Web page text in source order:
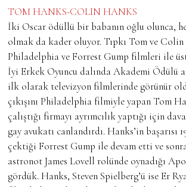
TOM HANKS-COLIN HANKS
İki Oscar ödüllü bir babanın oğlu olunca,
olmak da kader oluyor. Tıpkı Tom ve
Philadelphia ve Forrest Gump filmleri ile
İyi Erkek Oyuncu dalında Akademi Ödülü
ilk olarak televizyon filmlerinde görünür
çıkışını Philadelphia filmiyle yapan Tom
çalıştığı firmayı ayrımcılık yaptığı için
gay avukatı canlandırdı. Hanks’in başarısı
çektiği Forrest Gump ile devam etti ve
astronot James Lovell rolünde oynadığı
gördük. Hanks, Steven Spielberg’ü ise Er